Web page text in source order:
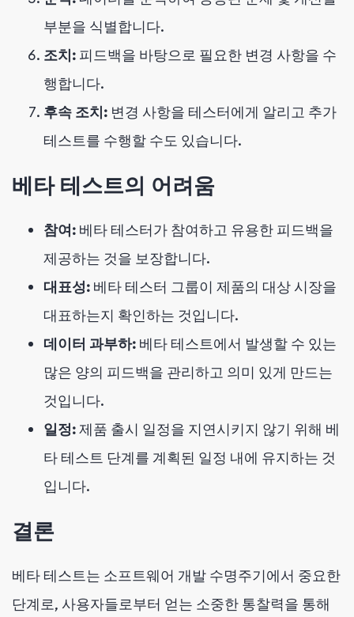
부분을 식별합니다.
조치: 피드백을 바탕으로 필요한 변경 사항을 수
행합니다.
후속 조치: 변경 사항을 테스터에게 알리고 추가
테스트를 수행할 수도 있습니다.
베타 테스트의 어려움
참여: 베타 테스터가 참여하고 유용한 피드백을
제공하는 것을 보장합니다.
대표성: 베타 테스터 그룹이 제품의 대상 시장을
대표하는지 확인하는 것입니다.
데이터 과부하: 베타 테스트에서 발생할 수 있는
많은 양의 피드백을 관리하고 의미 있게 만드는
것입니다.
일정:제품 출시 일정을 지연시키지 않기 위해 베
타 테스트 단계를 계획된 일정 내에 유지하는 것
입니다.
결론
베타 테스트는 소프트웨어 개발 수명주기에서 중요한
단계로, 사용자들로부터 얻는 소중한 통찰력을 통해